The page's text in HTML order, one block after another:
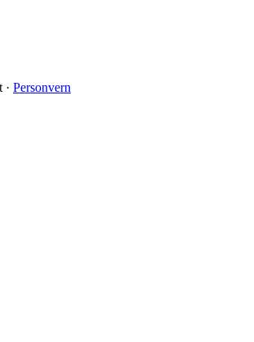
· Personvern